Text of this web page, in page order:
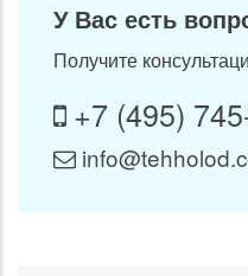
У Вас есть
Получите
+7 (495)